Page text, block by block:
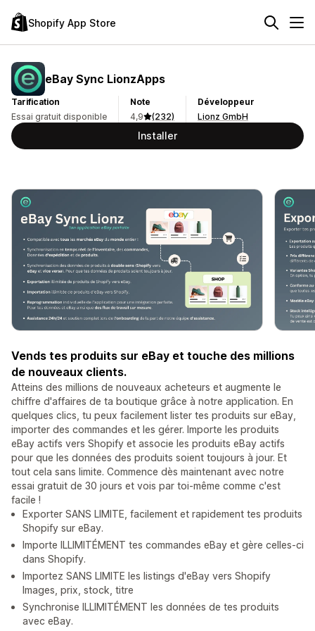
Shopify App Store
eBay Sync LionzApps
Tarification
Essai gratuit disponible
Note
4,9
(232)
Développeur
Lionz GmbH
Installer
Vends tes produits sur eBay et touche des millions
de nouveaux clients.
Atteins des millions de nouveaux acheteurs et augmente le
chiffre d'affaires de ta boutique grâce à notre application. En
quelques clics, tu peux facilement lister tes produits sur eBay,
importer des commandes et les gérer. Importe les produits
eBay actifs vers Shopify et associe les produits eBay actifs
pour que les données des produits soient toujours à jour. Et
tout cela sans limite. Commence dès maintenant avec notre
essai gratuit de 30 jours et vois par toi-même comme c'est
facile !
Exporter SANS LIMITE, facilement et rapidement tes produits
Shopify sur eBay.
Importe ILLIMITÉMENT tes commandes eBay et gère celles-ci
dans Shopify.
Importez SANS LIMITE les listings d'eBay vers Shopify
Images, prix, stock, titre
Synchronise ILLIMITÉMENT les données de tes produits
avec eBay.